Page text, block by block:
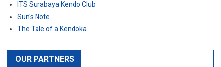
ITS Surabaya Kendo Club
Sun's Note
The Tale of a Kendoka
OUR PARTNERS